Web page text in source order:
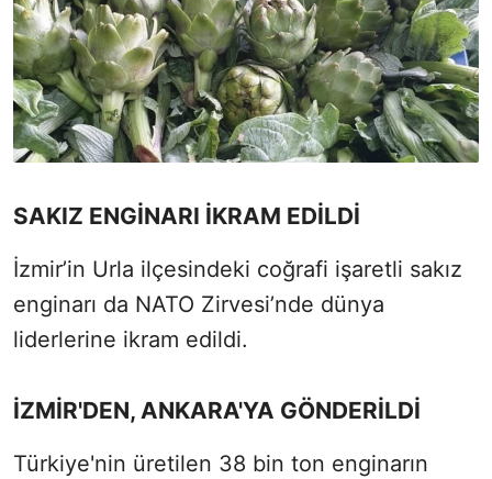
SAKIZ ENGİNARI İKRAM EDİLDİ
İzmir’in Urla ilçesindeki coğrafi işaretli sakız
enginarı da NATO Zirvesi’nde dünya
liderlerine ikram edildi.
İZMİR'DEN, ANKARA'YA GÖNDERİLDİ
Türkiye'nin üretilen 38 bin ton enginarın